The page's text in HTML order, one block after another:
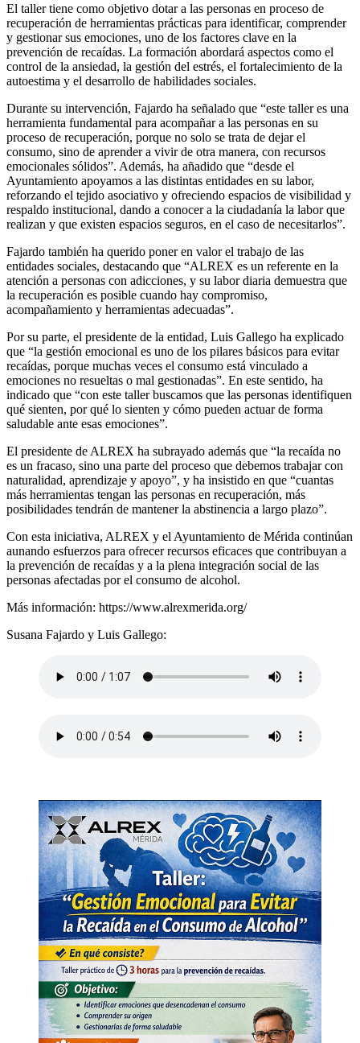
El taller tiene como objetivo dotar a las personas en proceso de
recuperación de herramientas prácticas para identificar, comprender
y gestionar sus emociones, uno de los factores clave en la
prevención de recaídas. La formación abordará aspectos como el
control de la ansiedad, la gestión del estrés, el fortalecimiento de la
autoestima y el desarrollo de habilidades sociales.
Durante su intervención, Fajardo ha señalado que “este taller es una
herramienta fundamental para acompañar a las personas en su
proceso de recuperación, porque no solo se trata de dejar el
consumo, sino de aprender a vivir de otra manera, con recursos
emocionales sólidos”. Además, ha añadido que “desde el
Ayuntamiento apoyamos a las distintas entidades en su labor,
reforzando el tejido asociativo y ofreciendo espacios de visibilidad y
respaldo institucional, dando a conocer a la ciudadanía la labor que
realizan y que existen espacios seguros, en el caso de necesitarlos”.
Fajardo también ha querido poner en valor el trabajo de las
entidades sociales, destacando que “ALREX es un referente en la
atención a personas con adicciones, y su labor diaria demuestra que
la recuperación es posible cuando hay compromiso,
acompañamiento y herramientas adecuadas”.
Por su parte, el presidente de la entidad, Luis Gallego ha explicado
que “la gestión emocional es uno de los pilares básicos para evitar
recaídas, porque muchas veces el consumo está vinculado a
emociones no resueltas o mal gestionadas”. En este sentido, ha
indicado que “con este taller buscamos que las personas identifiquen
qué sienten, por qué lo sienten y cómo pueden actuar de forma
saludable ante esas emociones”.
El presidente de ALREX ha subrayado además que “la recaída no
es un fracaso, sino una parte del proceso que debemos trabajar con
naturalidad, aprendizaje y apoyo”, y ha insistido en que “cuantas
más herramientas tengan las personas en recuperación, más
posibilidades tendrán de mantener la abstinencia a largo plazo”.
Con esta iniciativa, ALREX y el Ayuntamiento de Mérida continúan
aunando esfuerzos para ofrecer recursos eficaces que contribuyan a
la prevención de recaídas y a la plena integración social de las
personas afectadas por el consumo de alcohol.
Más información: https://www.alrexmerida.org/
Susana Fajardo y Luis Gallego: